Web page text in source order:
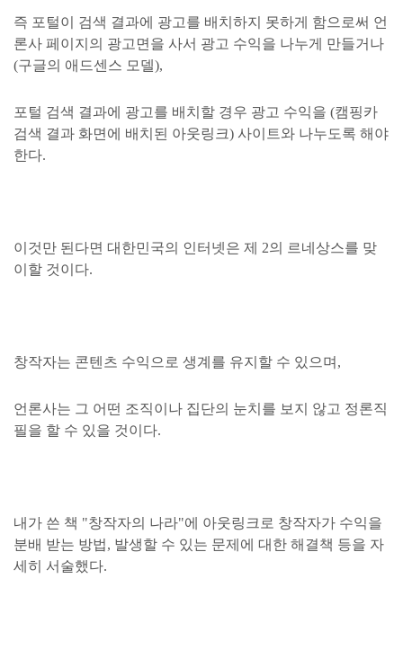
즉 포털이 검색 결과에 광고를 배치하지 못하게 함으로써 언
론사 페이지의 광고면을 사서 광고 수익을 나누게 만들거나
(구글의 애드센스 모델),
포털 검색 결과에 광고를 배치할 경우 광고 수익을 (캠핑카
검색 결과 화면에 배치된 아웃링크) 사이트와 나누도록 해야
한다.
이것만 된다면 대한민국의 인터넷은 제 2의 르네상스를 맞
이할 것이다.
창작자는 콘텐츠 수익으로 생계를 유지할 수 있으며,
언론사는 그 어떤 조직이나 집단의 눈치를 보지 않고 정론직
필을 할 수 있을 것이다.
내가 쓴 책 "창작자의 나라"에 아웃링크로 창작자가 수익을
분배 받는 방법, 발생할 수 있는 문제에 대한 해결책 등을 자
세히 서술했다.